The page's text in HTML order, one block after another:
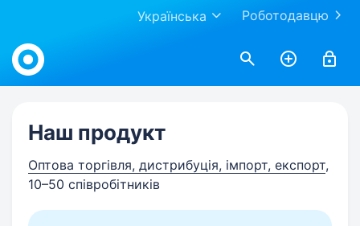
Роботодавцю
Українська
Work.ua
Наш продукт
Оптова торгівля, дистрибуція, імпорт, експорт,
10–50 співробітників